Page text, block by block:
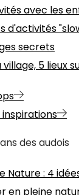
avec les
d'activités
secrets
village, 5 lieux
inspirations
des audois
Nature: 4
en pleine